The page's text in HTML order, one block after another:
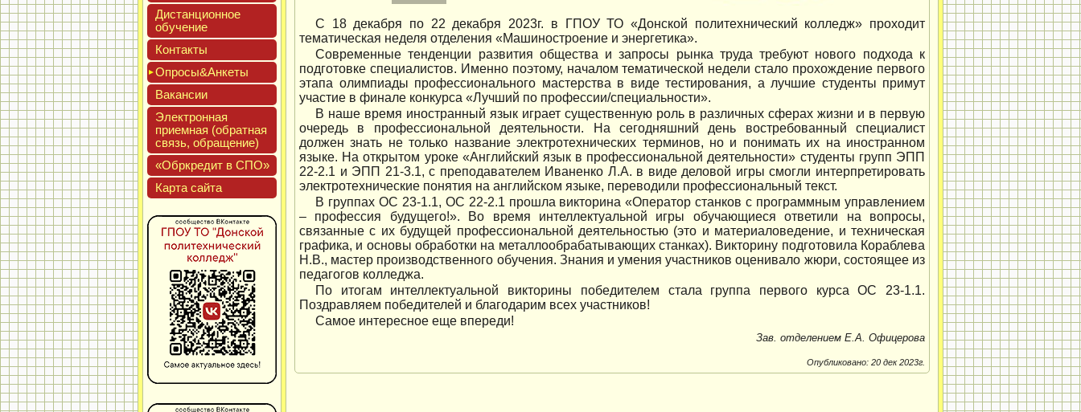
Дис­танци­он­ное
обу­чение
Кон­такты
Опро­сы&Анке­ты
Вакан­сии
Элек­трон­ная
при­ем­ная (об­ратная
связь, об­ра­щение)
«Обркре­дит в СПО»
Кар­та сай­та
С 18 декабря по 22 декабря 2023г. в ГПОУ ТО «Донской политехнический колледж» проходит
тематическая неделя отделения «Машиностроение и энергетика».
Современные тенденции развития общества и запросы рынка труда требуют нового подхода к
подготовке специалистов. Именно поэтому, началом тематической недели стало прохождение первого
этапа олимпиады профессионального мастерства в виде тестирования, а лучшие студенты примут
участие в финале конкурса «Лучший по профессии/специальности».
В наше время иностранный язык играет существенную роль в различных сферах жизни и в первую
очередь в профессиональной деятельности. На сегодняшний день востребованный специалист
должен знать не только название электротехнических терминов, но и понимать их на иностранном
языке. На открытом уроке «Английский язык в профессиональной деятельности» студенты групп ЭПП
22-2.1 и ЭПП 21-3.1, с преподавателем Иваненко Л.А. в виде деловой игры смогли интерпретировать
электротехнические понятия на английском языке, переводили профессиональный текст.
В группах ОС 23-1.1, ОС 22-2.1 прошла викторина «Оператор станков с программным управлением
– профессия будущего!». Во время интеллектуальной игры обучающиеся ответили на вопросы,
связанные с их будущей профессиональной деятельностью (это и материаловедение, и техническая
графика, и основы обработки на металлообрабатывающих станках). Викторину подготовила Кораблева
Н.В., мастер производственного обучения. Знания и умения участников оценивало жюри, состоящее из
педагогов колледжа.
По итогам интеллектуальной викторины победителем стала группа первого курса ОС 23-1.1.
Поздравляем победителей и благодарим всех участников!
Самое интересное еще впереди!
Зав. отделением Е.А. Офицерова
Опубликовано: 20 дек 2023г.